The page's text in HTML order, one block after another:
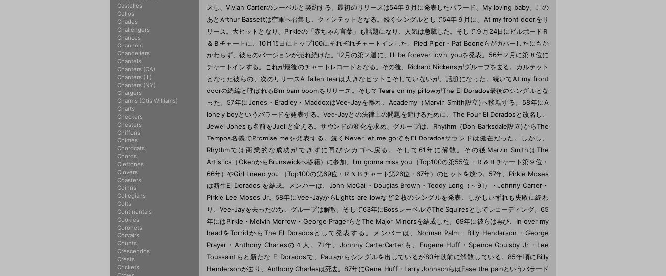
スし、Vivian Carterのレーベルと契約する。最初のリリースは54年９月に発表したバラード、My loving baby。この
あとArthur Bassettは空軍へ召集し、クィンテットとなる。続くシングルとして54年９月に、At my front doorをリ
リース。大ヒットとなり、Pirkleの「赤ちゃん言葉」も話題になり、人気は急騰した。そして９月24日にビルボードＲ
＆Ｂチャートに、10月15日にトップ100にそれぞれチャートインした。Pied Piper・Pat Booneらがカバーしたにもか
かわらず、彼らのバージョンが売れ続けた。12月の第２週に、I'll be forever lovin' youを発表。56年２月に第８位に
チャートインする。これが最後のチャートレコードとなる。その後、Richard Nickensがグループを去る。カルテット
となった彼らの、次のリリースA fallen tearは大きなヒットこそしていないが、話題になった。続いてAt my front
doorの続編と呼ばれるBim bam boomをリリース。そしてTears on my pillowがThe El Dorados最後のシングルとな
った。57年にJones・Bradley・MaddoxはVee-Jayを離れ、Academy（Marvin Smith設立)へ移籍する。58年にA
lonely boyというバラードを発表する。Vee-Jayとの法律上の問題を避けるために、The Four El Doradosと改名し、
Jewel Jonesも名前をJuellと変える。サウンドの変化を求め、グループは、Rhythm（Don Barksdale設立)からThe
Tempos名義でPromise meを発表する。続くNever let me goでもEl Doradosサウンドは健在だった。しかし、
Rhythmでは商業的な成功ができずに再びシカゴへ戻る。そして61年に解散。その後Marvin SmithはThe
Artistics（OkehからBrunswickへ移籍）に参加、I'm gonna miss you（Top100の第55位・Ｒ＆Ｂチャート第９位・
66年）やGirl I need you （Top100の第69位・Ｒ＆Ｂチャート第26位・67年）のヒットを放つ。57年、Pirkle Moses
は新生El Dorados を結成。メンバーは、John McCall・Douglas Brown・Teddy Long（～91）・Johnny Carter・
Pirkle Lee Moses Jr。58年にVee-JayからLights are lowなど２枚のシングルを発表、しかしいずれも失敗に終わ
り、Vee-Jayを去ったのち、グループは解散。そして63年にBossレーベルでThe Squiresとしてレコーディング。65
年にはPirkle・Melvin Morrow・George PragerらとThe Major Minorsを結成した。69年に彼らは再び、In over my
headをTorridからThe El Doradosとして発表する。メンバーは、Norman Palm・Billy Henderson・George
Prayer・Anthony Charlesの４人。71年、Johnny CarterCarterも、Eugene Huff・Spence Goulsby Jr・Lee
Toussaintらと新たな El Doradosで、Paulaからシングルを出しているが80年以前に解散している。85年頃にBilly
Hendersonが去り、Anthony Charlesは死去。87年にGene Huff・Larry JohnsonらはEase the painというバラード
Castelles
Cellos
Chades
Challengers
Chances
Channels
Chandeliers
Chantels
Chanters (CA)
Chanters (IL)
Chanters (NY)
Chargers
Charms (Otis Williams)
Charts
Checkers
Chesters
Chiffons
Chimes
Chordcats
Chords
Cleftones
Clovers
Coasters
Coinns
Collegians
Colts
Continentals
Cookies
Coronets
Corvairs
Counts
Crescendos
Crests
Crickets